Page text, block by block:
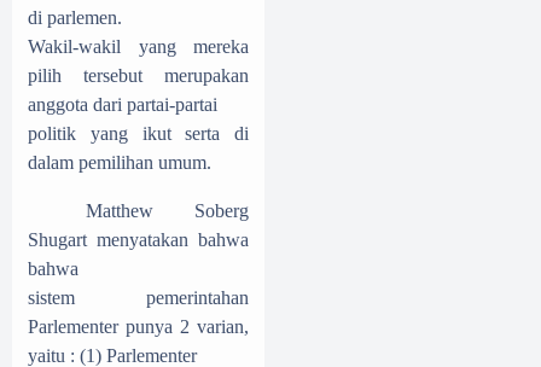
di parlemen.
Wakil-wakil yang mereka
pilih tersebut merupakan
anggota dari partai-partai
politik yang ikut serta di
dalam pemilihan umum.
Matthew Soberg
Shugart menyatakan bahwa
bahwa
sistem pemerintahan
Parlementer punya 2 varian,
yaitu : (1) Parlementer